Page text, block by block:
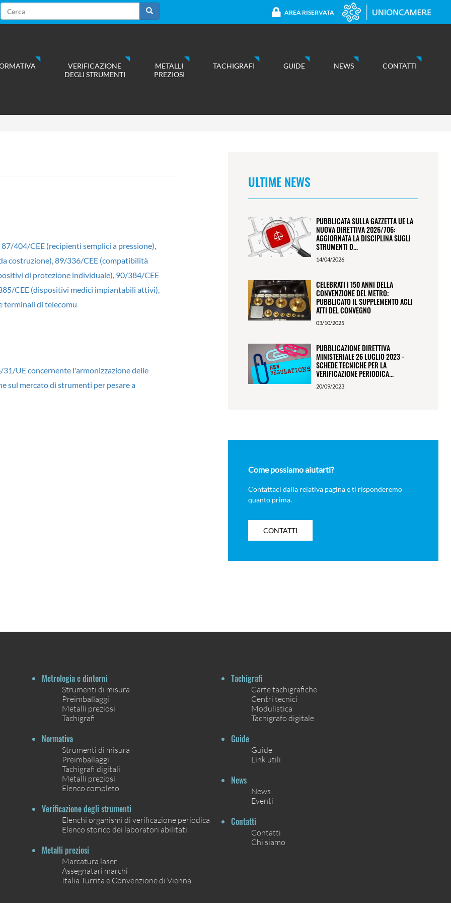
Form
di
Cerca
AREA RISERVATA
VERIFICAZIONE
DEGLI STRUMENTI
METALLI
PREZIOSI
TACHIGRAFI GUIDE NEWS CONTATTI
404/CEE (recipienti semplici a pressione),
costruzione), 89/336/CEE (compatibilità
di protezione individuale), 90/384/CEE
CEE (dispositivi medici impiantabili attivi),
terminali di telecomu
UE concernente l'armonizzazione delle
sul mercato di strumenti per pesare a
ULTIME NEWS
PUBBLICATA SULLA GAZZETTA UE LA
NUOVA DIRETTIVA 2026/706:
AGGIORNATA LA DISCIPLINA SUGLI
STRUMENTI D...
14/04/2026
CELEBRATI I 150 ANNI DELLA
CONVENZIONE DEL METRO:
PUBBLICATO IL SUPPLEMENTO AGLI
ATTI DEL CONVEGNO
03/10/2025
PUBBLICAZIONE DIRETTIVA
MINISTERIALE 26 LUGLIO 2023 -
SCHEDE TECNICHE PER LA
VERIFICAZIONE PERIODICA...
20/09/2023
Come possiamo aiutarti?
Contattaci dalla relativa pagina e ti risponderemo
quanto prima.
CONTATTI
Metrologia e dintorni
Strumenti di misura
Preimballaggi
Metalli preziosi
Tachigrafi
Normativa
Strumenti di misura
Preimballaggi
Tachigrafi digitali
Metalli preziosi
Elenco completo
Verificazione degli strumenti
Elenchi organismi di verificazione periodica
Elenco storico dei laboratori abilitati
Metalli preziosi
Marcatura laser
Assegnatari marchi
Italia Turrita e Convenzione di Vienna
Tachigrafi
Carte tachigrafiche
Centri tecnici
Modulistica
Tachigrafo digitale
Guide
Guide
Link utili
News
News
Eventi
Contatti
Contatti
Chi siamo